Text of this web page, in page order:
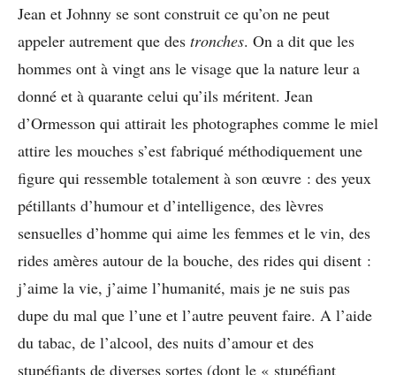
Jean et Johnny se sont construit ce qu’on ne peut
appeler autrement que des tronches. On a dit que les
hommes ont à vingt ans le visage que la nature leur a
donné et à quarante celui qu’ils méritent. Jean
d’Ormesson qui attirait les photographes comme le miel
attire les mouches s’est fabriqué méthodiquement une
figure qui ressemble totalement à son œuvre : des yeux
pétillants d’humour et d’intelligence, des lèvres
sensuelles d’homme qui aime les femmes et le vin, des
rides amères autour de la bouche, des rides qui disent :
j’aime la vie, j’aime l’humanité, mais je ne suis pas
dupe du mal que l’une et l’autre peuvent faire. A l’aide
du tabac, de l’alcool, des nuits d’amour et des
stupéfiants de diverses sortes (dont le « stupéfiant